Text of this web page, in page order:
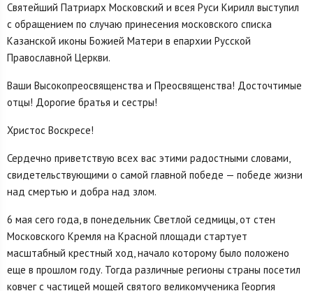
Святейший Патриарх Московский и всея Руси Кирилл выступил
с обращением по случаю принесения московского списка
Казанской иконы Божией Матери в епархии Русской
Православной Церкви.
Ваши Высокопреосвященства и Преосвященства! Досточтимые
отцы! Дорогие братья и сестры!
Христос Воскресе!
Сердечно приветствую всех вас этими радостными словами,
свидетельствующими о самой главной победе — победе жизни
над смертью и добра над злом.
6 мая сего года, в понедельник Светлой cедмицы, от стен
Московского Кремля на Красной площади стартует
масштабный крестный ход, начало которому было положено
еще в прошлом году. Тогда различные регионы страны посетил
ковчег с частицей мощей святого великомученика Георгия